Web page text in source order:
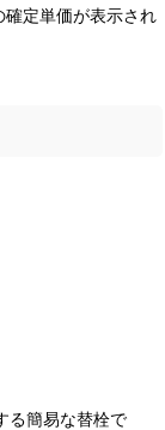
確定単価が表示され
る簡易な替栓で